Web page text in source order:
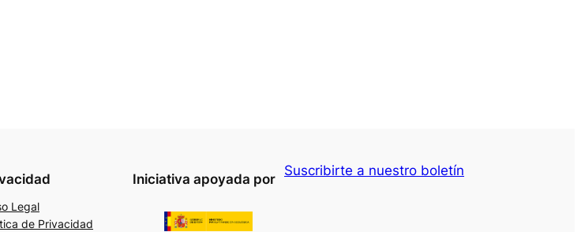
Legal
de Privacidad
Iniciativa apoyada por
Suscribirte a nuestro boletín